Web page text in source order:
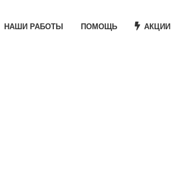
НАШИ РАБОТЫ ПОМОЩЬ АКЦИИ